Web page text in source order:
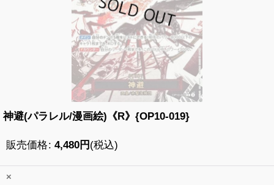
神避(パラレル/漫画絵)《R》{OP10-019}
販売価格: 4,480円 (税込)
×